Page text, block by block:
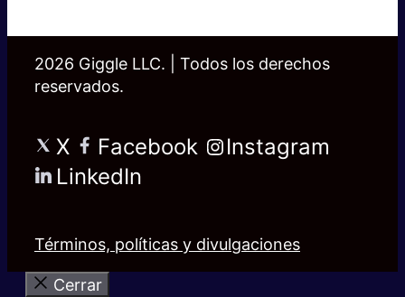
2026 Giggle LLC. | Todos los derechos
reservados.
X Facebook
Instagram
LinkedIn
Términos, políticas y divulgaciones
Cerrar